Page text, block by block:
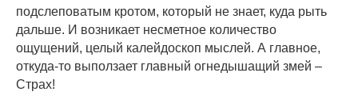
подслеповатым кротом, который не знает, куда рыть
дальше. И возникает несметное количество
ощущений, целый калейдоскоп мыслей. А главное,
откуда-то выползает главный огнедышащий змей –
Страх!